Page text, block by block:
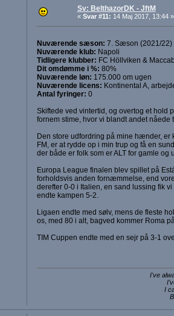
Sv: BelthazorDK - JftM
« Svar #11: 14 Maj 2017, 13:44 »
Nuværende sæson: 7. Sæson (2021/22)
Nuværende klub: Napoli
Tidligere klubber: FC Höllviken &
Dit omdømme i %: 80%
Nuværende løn: 175.000 om ugen
Nuværende licens: Kontinental A,
Antal fyringer: 0
Skiftede ved vintertid, og overtog et hold
fornem stime, hvor vi blandt andet
Den store udfordring på mine hænder,
FM, er at rydde op i min trup og få en
der både er folk som er ALT for gamle
Europa League finalen blev spillet på
forholdsvis anden fornæmmelse, end
derefter 0-0 i Italien, en sand lussing fik
endte kampen 5-2.
Ligaen endte med sølv, mens de fleste
os, med 80 i alt, bagved kommer Roma
TIM Cuppen endte med en sejr på 3-1
I've
I